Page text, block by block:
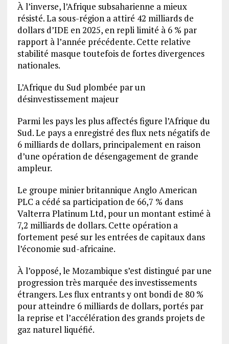
À l’inverse, l’Afrique subsaharienne a mieux
résisté. La sous-région a attiré 42 milliards de
dollars d’IDE en 2025, en repli limité à 6 % par
rapport à l’année précédente. Cette relative
stabilité masque toutefois de fortes divergences
nationales.
L’Afrique du Sud plombée par un
désinvestissement majeur
Parmi les pays les plus affectés figure l’Afrique du
Sud. Le pays a enregistré des flux nets négatifs de
6 milliards de dollars, principalement en raison
d’une opération de désengagement de grande
ampleur.
Le groupe minier britannique Anglo American
PLC a cédé sa participation de 66,7 % dans
Valterra Platinum Ltd, pour un montant estimé à
7,2 milliards de dollars. Cette opération a
fortement pesé sur les entrées de capitaux dans
l’économie sud-africaine.
À l’opposé, le Mozambique s’est distingué par une
progression très marquée des investissements
étrangers. Les flux entrants y ont bondi de 80 %
pour atteindre 6 milliards de dollars, portés par
la reprise et l’accélération des grands projets de
gaz naturel liquéfié.